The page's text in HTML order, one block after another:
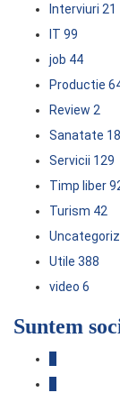
Interviuri 21
IT 99
job 44
Productie
Review 2
Sanatate
Servicii 129
Timp liber
Turism 42
Utile 388
video 6
Suntem